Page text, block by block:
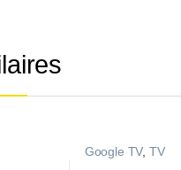
Google TV, TV